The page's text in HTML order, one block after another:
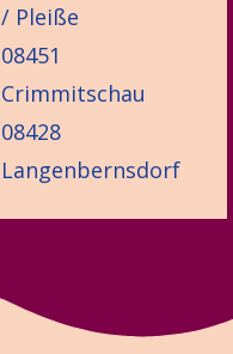
/ Pleiße
08451
Crimmitschau
08428
Langenbernsdorf